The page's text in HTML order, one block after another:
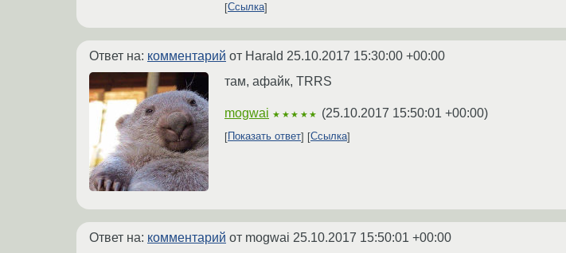
Ссылка
Ответ на: комментарий от Harald 25.10.2017 15:30:00 +00:00
там, афайк, TRRS
mogwai ★★★★★ (25.10.2017 15:50:01 +00:00)
Показать ответ Ссылка
Ответ на: комментарий от mogwai 25.10.2017 15:50:01 +00:00